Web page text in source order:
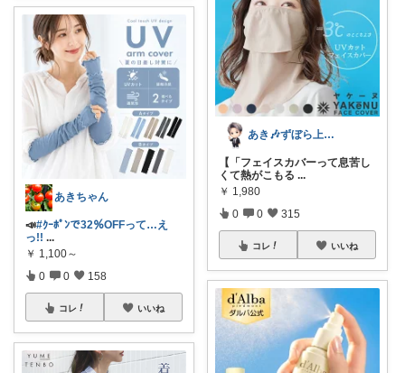
あきちゃん
📣#ｸｰﾎﾟﾝで32％OFFって…え
っ!! ...
￥ 1,100～
0 0 158
コレ いいね
あき🎶ずぼら上等✩日々の楽しみ方
【「フェイスカバーって息苦し
くて熱がこもる ...
￥ 1,980
0 0 315
コレ いいね